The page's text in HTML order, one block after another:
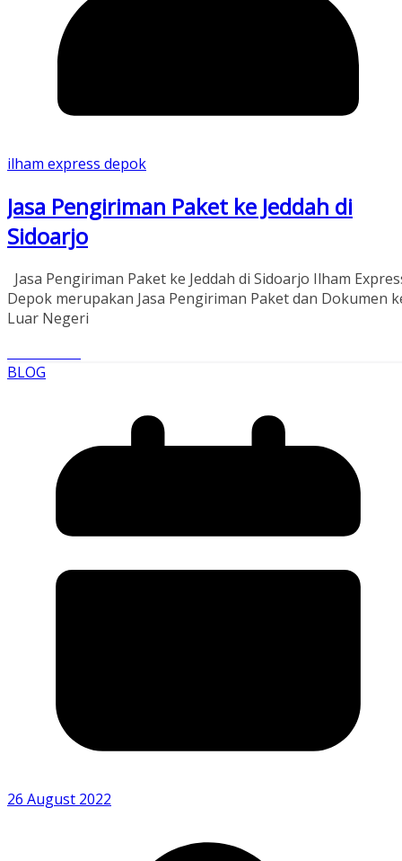
ilham express depok
Jasa Pengiriman Paket ke Jeddah di
Sidoarjo
Jasa Pengiriman Paket ke Jeddah di Sidoarjo Ilham
Depok merupakan Jasa Pengiriman Paket dan Dokumen
Luar Negeri
BLOG
26 August 2022